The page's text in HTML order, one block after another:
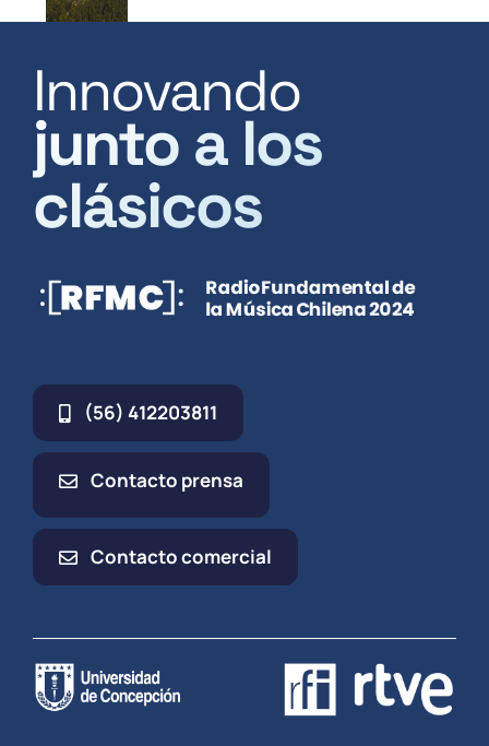
Innovando
junto a los
clásicos
(56) 412203811
Contacto prensa
Contacto comercial